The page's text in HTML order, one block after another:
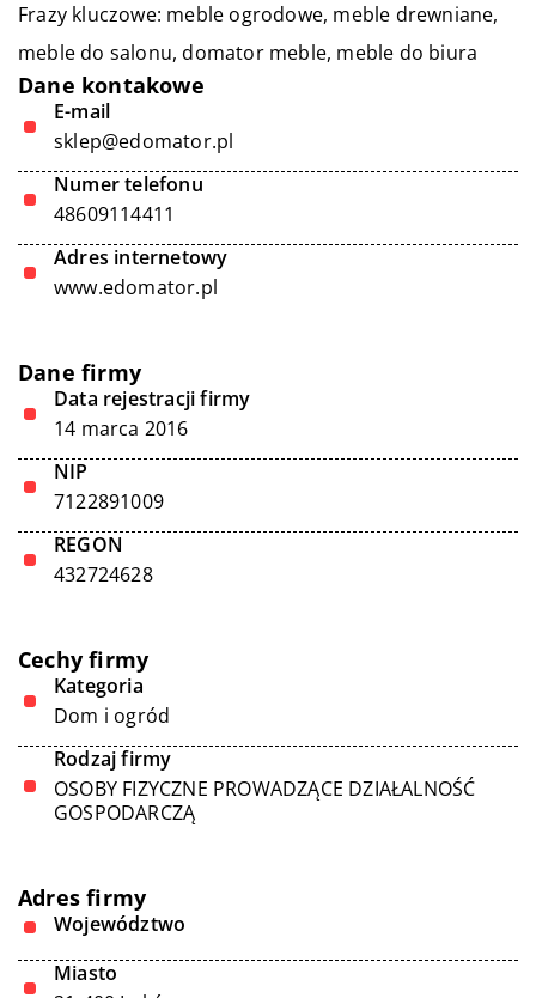
Frazy kluczowe: meble ogrodowe, meble drewniane,
meble do salonu,domator meble, meble do biura
Dane kontakowe
E-mail
sklep@edomator.pl
Numer telefonu
48609114411
Adres internetowy
www.edomator.pl
Dane firmy
Data rejestracji firmy
14 marca 2016
NIP
7122891009
REGON
432724628
Cechy firmy
Kategoria
Dom i ogród
Rodzaj firmy
OSOBY FIZYCZNE PROWADZĄCE DZIAŁALNOŚĆ
GOSPODARCZĄ
Adres firmy
Województwo
Miasto